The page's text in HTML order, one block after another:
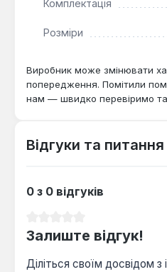
Комплектація
Розміри
Виробник може змінювати
попередження. Помітили
нам — швидко перевіримо
Відгуки та питання
0 з 0 відгуків
Залиште відгук!
Діліться своїм досвідом з